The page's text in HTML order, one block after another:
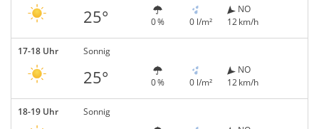
25° 0 % 0 l/m²
NO
12 km/h
17-18 Uhr Sonnig
25° 0 % 0 l/m²
NO
12 km/h
18-19 Uhr Sonnig